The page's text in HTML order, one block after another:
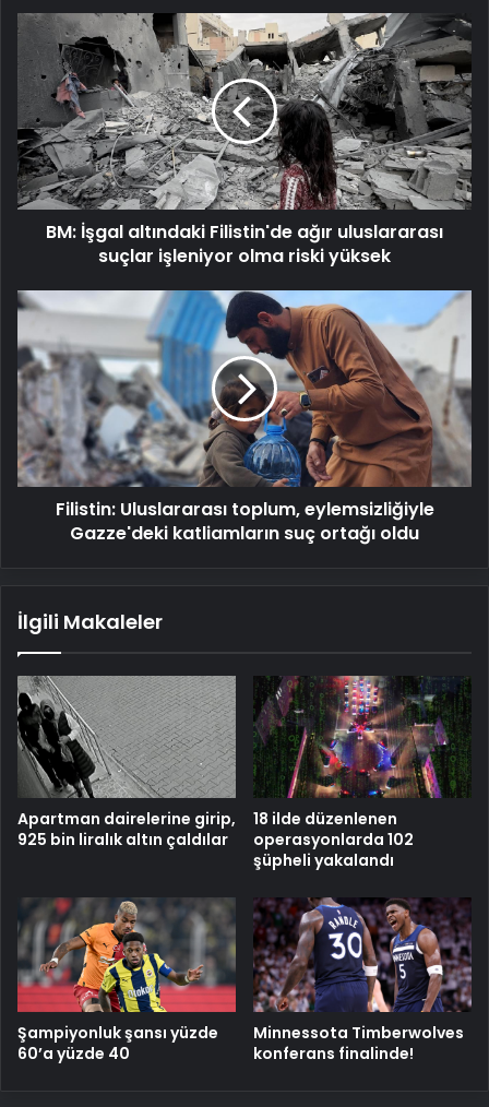
BM:
altındaki
Filistin'de
ağır
uluslararası
suçlar
işleniyor
olma
BM: İşgal altındaki Filistin'de ağır uluslararası
suçlar işleniyor olma riski yüksek
Filistin:
toplum,
eylemsizliğiyle
Gazze'deki
katliamların
suç
ortağı
oldu
Filistin: Uluslararası toplum, eylemsizliğiyle
Gazze'deki katliamların suç ortağı oldu
İlgili Makaleler
Apartman dairelerine girip,
925 bin liralık altın çaldılar
18 ilde düzenlenen
operasyonlarda 102
şüpheli yakalandı
Şampiyonluk şansı yüzde
60’a yüzde 40
Minnessota Timberwolves
konferans finalinde!